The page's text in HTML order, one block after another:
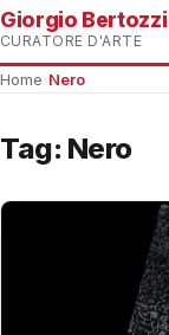
Giorgio Bertozzi
CURATORE D'ARTE
Home Nero
Tag: Nero